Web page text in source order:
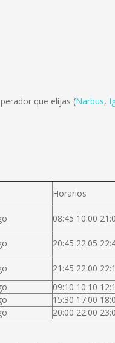
que elijas (Narbus,
Horarios
08:45 10:00
20:45 22:05
21:45 22:00
09:10 10:10
15:30 17:00
20:00 22:00